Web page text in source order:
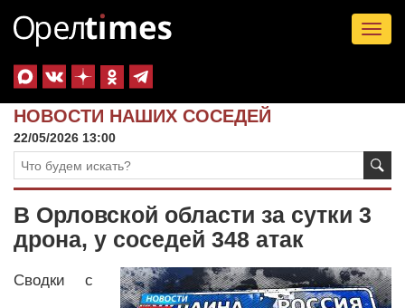
НОВОСТИ НАШИХ СОСЕДЕЙ
22/05/2026 13:00
В Орловской области за сутки 3
дрона, у соседей 348 атак
Сводки с